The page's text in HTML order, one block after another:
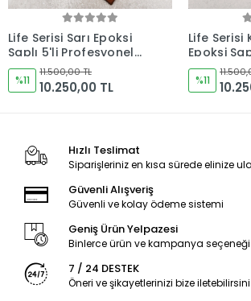
Life Serisi Kırmızı
Epoksi Saplı 5'li
Profesyonel Şef Bıçak
Seti Set 1 (Deri Rulo
Çantalı) - Kocakaya El
%11
11.500,00 TL
10.250,00 TL
Life
Saplı
Şef
(Deri
%11
Hızlı Teslimat
Siparişleriniz en kısa sürede elinize
Güvenli Alışveriş
Güvenli ve kolay ödeme sistemi
Geniş Ürün Yelpazesi
Binlerce ürün ve kampanya seçeneği
7 / 24 DESTEK
Öneri ve şikayetlerinizi bize